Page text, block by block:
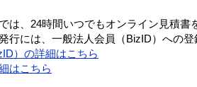
は、24時間いつでもオンライン見積書
行には、一般法人会員（BizID）への登
）の詳細はこちら
はこちら